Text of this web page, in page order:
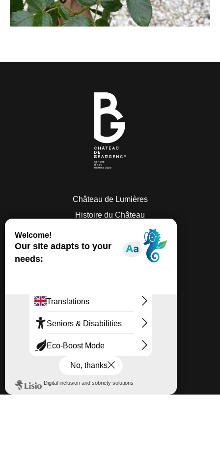
Château de Lumières
Histoire du Château
Expériences inédites
Privatisation du château
Informations Pratiques
Espace presse
Fonds de Dotation
Lieux Numériques